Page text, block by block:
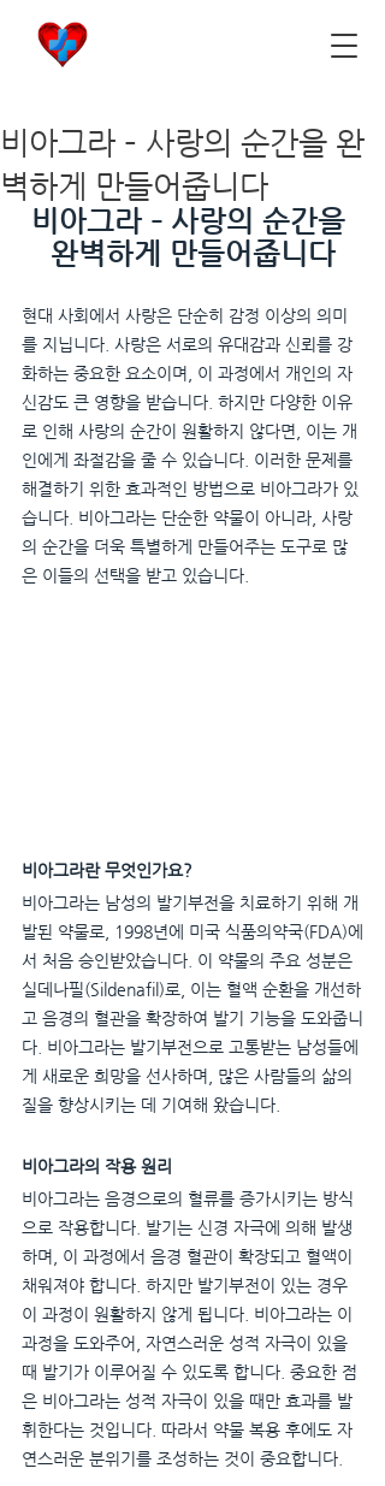
비아그라 – 사랑의 순간을 완
벽하게 만들어줍니다
비아그라 – 사랑의 순간을
완벽하게 만들어줍니다
현대 사회에서 사랑은 단순히 감정 이상의 의미
를 지닙니다. 사랑은 서로의 유대감과 신뢰를 강
화하는 중요한 요소이며, 이 과정에서 개인의 자
신감도 큰 영향을 받습니다. 하지만 다양한 이유
로 인해 사랑의 순간이 원활하지 않다면, 이는 개
인에게 좌절감을 줄 수 있습니다. 이러한 문제를
해결하기 위한 효과적인 방법으로 비아그라가 있
습니다. 비아그라는 단순한 약물이 아니라, 사랑
의 순간을 더욱 특별하게 만들어주는 도구로 많
은 이들의 선택을 받고 있습니다.
비아그라란 무엇인가요?
비아그라는 남성의 발기부전을 치료하기 위해 개
발된 약물로, 1998년에 미국 식품의약국(FDA)에
서 처음 승인받았습니다. 이 약물의 주요 성분은
실데나필(Sildenafil)로, 이는 혈액 순환을 개선하
고 음경의 혈관을 확장하여 발기 기능을 도와줍니
다. 비아그라는 발기부전으로 고통받는 남성들에
게 새로운 희망을 선사하며, 많은 사람들의 삶의
질을 향상시키는 데 기여해 왔습니다.
비아그라의 작용 원리
비아그라는 음경으로의 혈류를 증가시키는 방식
으로 작용합니다. 발기는 신경 자극에 의해 발생
하며, 이 과정에서 음경 혈관이 확장되고 혈액이
채워져야 합니다. 하지만 발기부전이 있는 경우
이 과정이 원활하지 않게 됩니다. 비아그라는 이
과정을 도와주어, 자연스러운 성적 자극이 있을
때 발기가 이루어질 수 있도록 합니다. 중요한 점
은 비아그라는 성적 자극이 있을 때만 효과를 발
휘한다는 것입니다. 따라서 약물 복용 후에도 자
연스러운 분위기를 조성하는 것이 중요합니다.